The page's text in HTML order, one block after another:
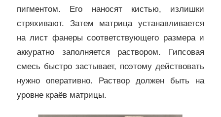
пигментом. Его наносят кистью, излишки
стряхивают. Затем матрица устанавливается
на лист фанеры соответствующего размера и
аккуратно заполняется раствором. Гипсовая
смесь быстро застывает, поэтому действовать
нужно оперативно. Раствор должен быть на
уровне краёв матрицы.